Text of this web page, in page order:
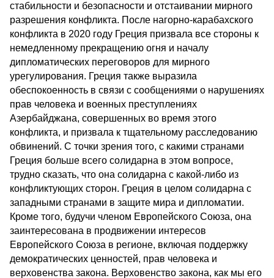
стабильности и безопасности и отстаивании мирного
разрешения конфликта. После нагорно-карабахского
конфликта в 2020 году Греция призвала все стороны к
немедленному прекращению огня и началу
дипломатических переговоров для мирного
урегулирования. Греция также выразила
обеспокоенность в связи с сообщениями о нарушениях
прав человека и военных преступлениях
Азербайджана, совершенных во время этого
конфликта, и призвала к тщательному расследованию
обвинений. С точки зрения того, с какими странами
Греция больше всего солидарна в этом вопросе,
трудно сказать, что она солидарна с какой-либо из
конфликтующих сторон. Греция в целом солидарна с
западными странами в защите мира и дипломатии.
Кроме того, будучи членом Европейского Союза, она
заинтересована в продвижении интересов
Европейского Союза в регионе, включая поддержку
демократических ценностей, прав человека и
верховенства закона. Верховенство закона, как мы его